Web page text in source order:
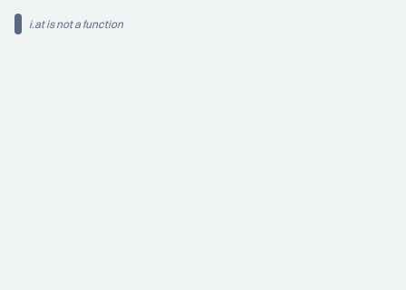
i.at is not a function